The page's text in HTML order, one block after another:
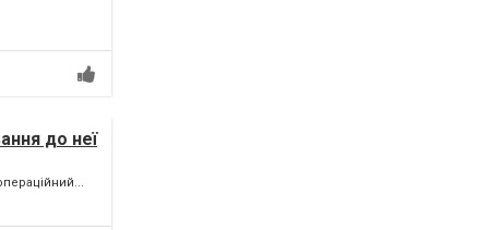
до неї